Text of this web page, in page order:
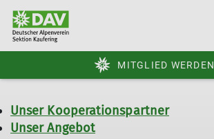
MITGLIED WERDEN
Unser Kooperationspartner
Unser Angebot